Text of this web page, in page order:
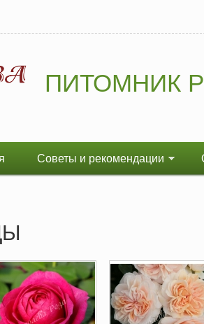
ПИТОМНИК
Советы и рекомендации